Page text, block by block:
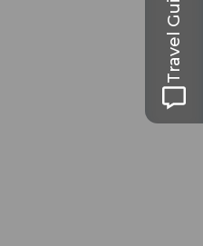
Travel Guide